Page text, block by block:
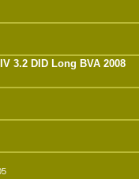
3.2 DID Long BVA 2008